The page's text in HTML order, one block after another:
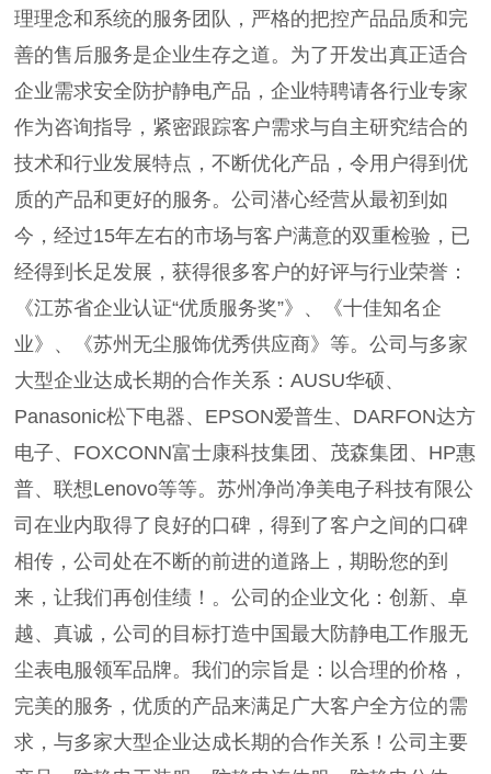
理理念和系统的服务团队，严格的把控产品品质和完
善的售后服务是企业生存之道。为了开发出真正适合
企业需求安全防护静电产品，企业特聘请各行业专家
作为咨询指导，紧密跟踪客户需求与自主研究结合的
技术和行业发展特点，不断优化产品，令用户得到优
质的产品和更好的服务。公司潜心经营从最初到如
今，经过15年左右的市场与客户满意的双重检验，已
经得到长足发展，获得很多客户的好评与行业荣誉：
《江苏省企业认证“优质服务奖”》、《十佳知名企
业》、《苏州无尘服饰优秀供应商》等。公司与多家
大型企业达成长期的合作关系：AUSU华硕、
Panasonic松下电器、EPSON爱普生、DARFON达方
电子、FOXCONN富士康科技集团、茂森集团、HP惠
普、联想Lenovo等等。苏州净尚净美电子科技有限公
司在业内取得了良好的口碑，得到了客户之间的口碑
相传，公司处在不断的前进的道路上，期盼您的到
来，让我们再创佳绩！。公司的企业文化：创新、卓
越、真诚，公司的目标打造中国最大防静电工作服无
尘表电服领军品牌。我们的宗旨是：以合理的价格，
完美的服务，优质的产品来满足广大客户全方位的需
求，与多家大型企业达成长期的合作关系！公司主要